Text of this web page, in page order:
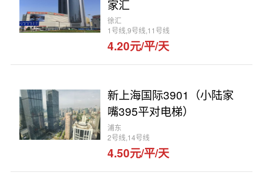
家汇
徐汇
1号线,9号线,11号线
4.20元/平/天
新上海国际3901（小陆家
嘴395平对电梯）
浦东
2号线,14号线
4.50元/平/天